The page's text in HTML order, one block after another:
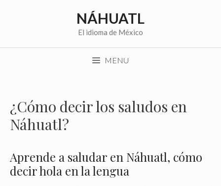
NÁHUATL
El idioma de México
MENU
¿Cómo decir los saludos en
Náhuatl?
Aprende a saludar en Náhuatl, cómo
decir hola en la lengua